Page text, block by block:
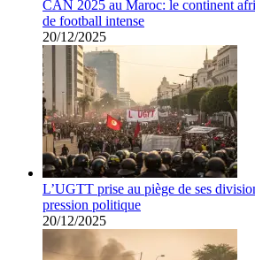
CAN 2025 au Maroc: le continent
de football intense
20/12/2025
L’UGTT prise au piège de ses
pression politique
20/12/2025